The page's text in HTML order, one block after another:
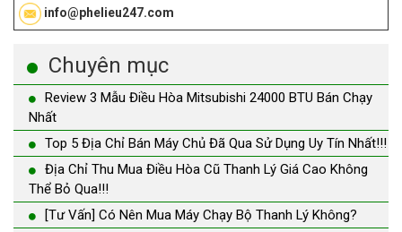
info@phelieu247.com
Chuyên mục
Review 3 Mẫu Điều Hòa Mitsubishi 24000 BTU Bán Chạy
Nhất
Top 5 Địa Chỉ Bán Máy Chủ Đã Qua Sử Dụng Uy Tín Nhất!!!
Địa Chỉ Thu Mua Điều Hòa Cũ Thanh Lý Giá Cao Không
Thể Bỏ Qua!!!
[Tư Vấn] Có Nên Mua Máy Chạy Bộ Thanh Lý Không?